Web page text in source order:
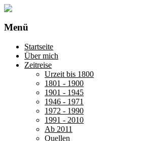
Menü
Startseite
Über mich
Zeitreise
Urzeit bis 1800
1801 - 1900
1901 - 1945
1946 - 1971
1972 - 1990
1991 - 2010
Ab 2011
Quellen